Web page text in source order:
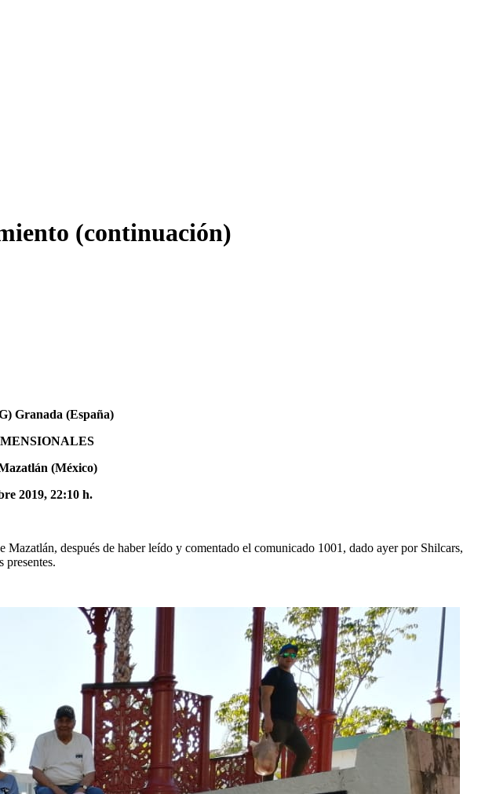
(continuación)
Granada (España)
(México)
2019, 22:10 h.
después de haber leído y comentado el comunicado 1001, dado ayer por Shilcars,
presentes.